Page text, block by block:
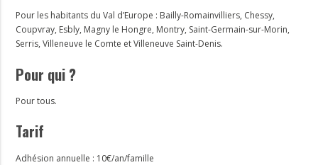
Pour les habitants du Val d’Europe : Bailly-Romainvilliers, Chessy,
Coupvray, Esbly, Magny le Hongre, Montry, Saint-Germain-sur-Morin,
Serris, Villeneuve le Comte et Villeneuve Saint-Denis.
Pour qui ?
Pour tous.
Tarif
Adhésion annuelle : 10€/an/famille